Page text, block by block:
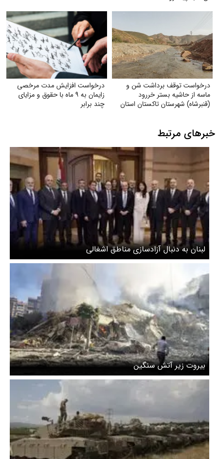
درخواست توقف برداشت شن و
ماسه از حاشیه بستر خر‌رود
(قنبرشاه) شهرستان تاکستان استان
درخواست افزایش مدت مرخصی
زایمان به ۹ ماه با حقوق و مزایای
چند برابر
خبرهای مرتبط
لبنان به دنبال آزادسازی مناطق اشغالی
بیروت زیر آتش سنگین